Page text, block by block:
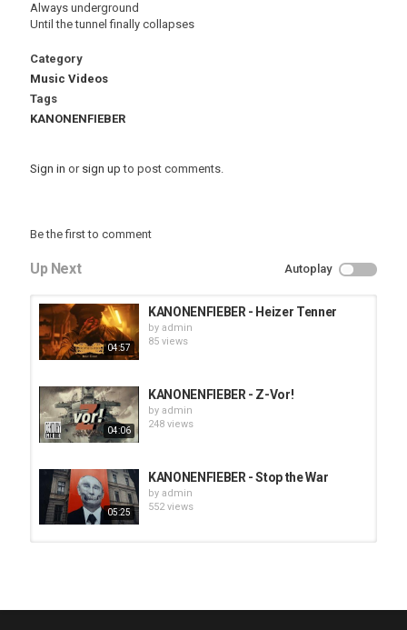
Always underground
Until the tunnel finally collapses
Category
Music Videos
Tags
KANONENFIEBER
Sign in or sign up to post comments.
Be the first to comment
Up Next Autoplay
04:57
KANONENFIEBER - Heizer Tenner
by admin
85 views
04:06
KANONENFIEBER - Z-Vor!
by admin
248 views
05:25
KANONENFIEBER - Stop the War
by admin
552 views